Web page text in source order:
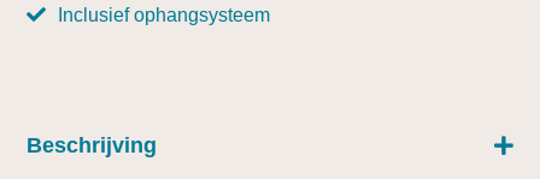
Inclusief ophangsysteem
Beschrijving